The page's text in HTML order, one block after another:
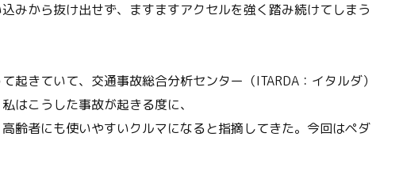
みから抜け出せず、ますますアクセルを強く踏み続けてしまう
起きていて、交通事故総合分析センター（ITARDA：イタルダ）
はこうした事故が起きる度に、
齢者にも使いやすいクルマになると指摘してきた。今回はペダ